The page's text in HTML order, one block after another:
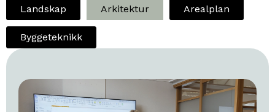
Landskap Arkitektur Arealplan
Byggeteknikk